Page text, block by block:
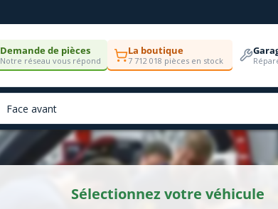
Demande de pièces
Notre réseau vous répond
La boutique
7 712 018 pièces en stock
Sélectionnez votre véhicule